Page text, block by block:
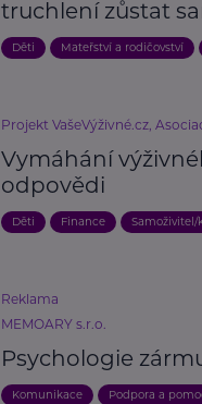
truchlení zůstat
Děti Mateřství a rodičovství
Projekt VašeVýživné.cz,
Vymáhání
odpovědi
Děti Finance Samoživitel/
Reklama
MEMOARY s.r.o.
Psychologie
Komunikace Podpora a